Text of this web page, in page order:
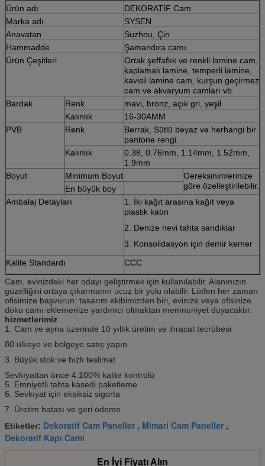
Ürün adı
DEKORATİF Cam
Marka adı
SYSEN
Anavatan
Suzhou, Çin
Hammadde
Şamandıra camı
Ürün Çeşitleri
Ortak şeffaflık ve renkli lamine cam,
kaplamalı lamine, temperli lamine,
kavisli lamine cam, kurşun geçirmez
cam ve akvaryum camları vb.
Bardak
Renk
mavi, bronz, açık gri, yeşil
Kalınlık
16-30AMM
PVB
Renk
Berrak, Sütlü beyaz ve herhangi bir
pantone rengi.
Kalınlık
0.38, 0.76mm, 1.14mm, 1.52mm,
1.9mm
Boyut
Minimum Boyut
Gereksinimlerinize
göre özelleştirilebilir.
En büyük boy
Ambalaj Detayları
1. İki kağıt arasına kağıt veya
plastik katın
2. Denize nevi tahta sandıklar
3. Konsolidasyon için demir kemer
Kalite Standardı
CCC
Cam, evinizdeki her odayı geliştirmek için kullanılabilir. Alanınızın
güzelliğini ortaya çıkarmanın ucuz bir yolu olabilir. Lütfen her zaman
ofisimize başvurun; tasarım ekibimizden biri, evinize veya ofisinize
doku camı eklemenize yardımcı olmaktan memnuniyet duyacaktır.
hizmetlerimiz
1. Cam ve ayna üzerinde 10 yıllık üretim ve ihracat tecrübesi
80 ülkeye ve bölgeye satış yapın
3. Büyük stok ve hızlı teslimat
Sevkıyattan önce 4.100% kalite kontrolü
5. Emniyetli tahta kasedi paketleme
6. Sevkıyat için eksiksiz sigorta
7. Üretim hatası ve geri ödeme
Etiketler: Dekoratif Cam Paneller , Mimari Cam Paneller ,
Dekoratif Kapı Camı
En İyi Fiyatı Alın